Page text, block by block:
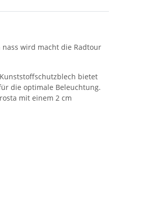
wird macht die Radtour
bietet
die optimale Beleuchtung.
mit einem 2 cm